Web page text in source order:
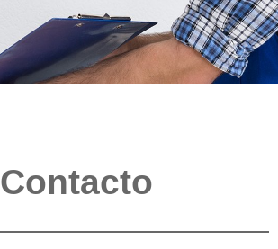
Contacto